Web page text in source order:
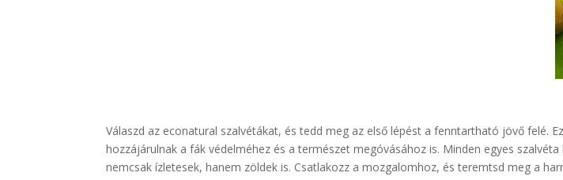
Válaszd az econatural szalvétákat, és tedd meg az első lépést a fenntartható jövő felé.
hozzájárulnak a fák védelméhez és a természet megóvásához is. Minden egyes
nemcsak ízletesek, hanem zöldek is. Csatlakozz a mozgalomhoz, és teremtsd meg a